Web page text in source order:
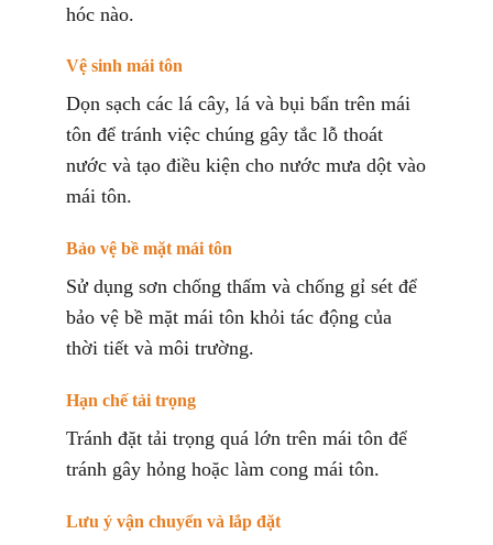
hóc nào.
Vệ sinh mái tôn
Dọn sạch các lá cây, lá và bụi bẩn trên mái
tôn để tránh việc chúng gây tắc lỗ thoát
nước và tạo điều kiện cho nước mưa dột vào
mái tôn.
Bảo vệ bề mặt mái tôn
Sử dụng sơn chống thấm và chống gỉ sét để
bảo vệ bề mặt mái tôn khỏi tác động của
thời tiết và môi trường.
Hạn chế tải trọng
Tránh đặt tải trọng quá lớn trên mái tôn để
tránh gây hỏng hoặc làm cong mái tôn.
Lưu ý vận chuyển và lắp đặt